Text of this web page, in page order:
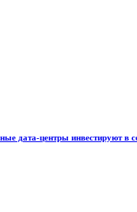
дата-центры инвестируют в